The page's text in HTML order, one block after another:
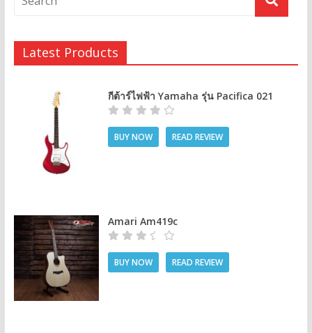
Latest Products
กีต้าร์ไฟฟ้า Yamaha รุ่น Pacifica 021
BUY NOW READ REVIEW
Amari Am419c
BUY NOW READ REVIEW